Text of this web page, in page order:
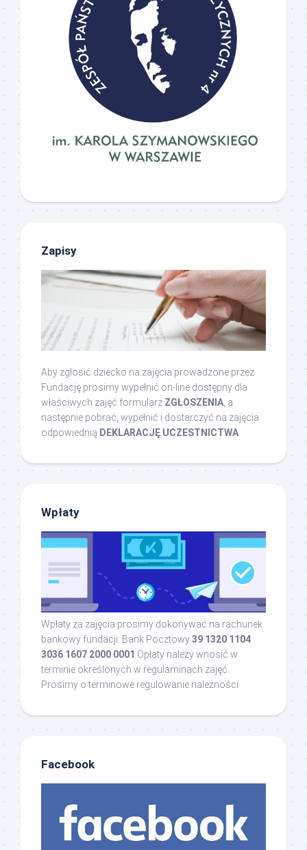
Zapisy
Aby zgłosić dziecko na zajęcia prowadzone przez
Fundację prosimy wypełnić on-line dostępny dla
właściwych zajęć formularz ZGŁOSZENIA , a
następnie pobrać, wypełnić i dostarczyć na zajęcia
odpowiednią DEKLARACJĘ UCZESTNICTWA
Wpłaty
Wpłaty za zajęcia prosimy dokonywać na rachunek
bankowy fundacji: Bank Pocztowy39 1320 1104
3036 1607 2000 0001 Opłaty należy wnosić w
terminie określonych w regulaminach zajęć.
Prosimy o terminowe regulowanie należności
Facebook